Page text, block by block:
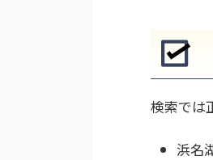
検索では
浜名